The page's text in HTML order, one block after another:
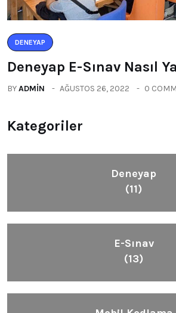
DENEYAP
Deneyap E-Sınav Nasıl
BYADMIN AĞUSTOS 26, 2022 0
Kategoriler
Deneyap
(11)
E-Sınav
(13)